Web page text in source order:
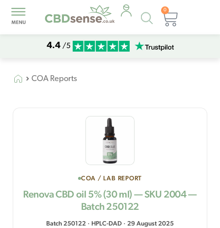
Products
search
0
Basket
4.4 /5
COA Reports
COA / LAB REPORT
Renova CBD oil 5% (30 ml) — SKU 2004 —
Batch 250122
Batch 250122 · HPLC-DAD · 29 August 2025